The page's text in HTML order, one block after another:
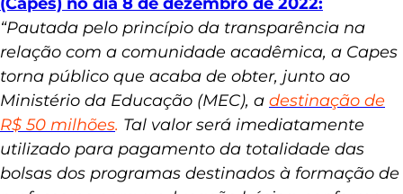
Aperfeiçoamento de Pessoal de Nível Superior
(Capes) no dia 8 de dezembro de 2022:
“Pautada pelo princípio da transparência na
relação com a comunidade acadêmica, a Capes
torna público que acaba de obter, junto ao
Ministério da Educação (MEC), adestinação de
R$ 50 milhões .Tal valor será imediatamente
utilizado para pagamento da totalidade das